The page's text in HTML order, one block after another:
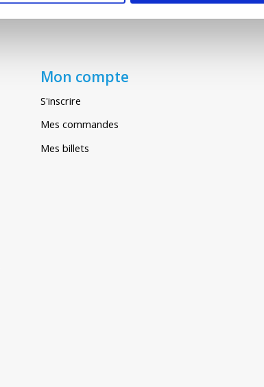
Mon compte
S'inscrire
Mes commandes
Mes billets